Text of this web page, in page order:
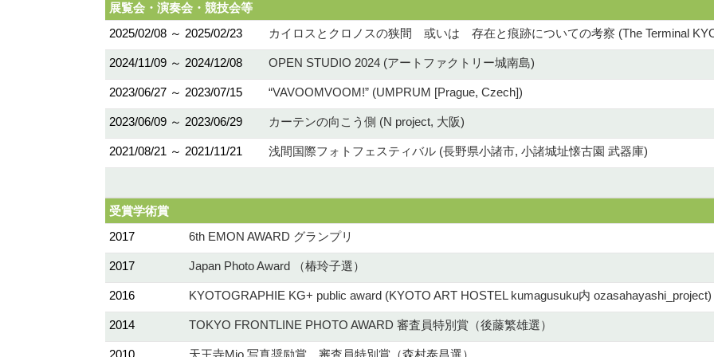
展覧会・演奏会・競技会等
2025/02/08 ～ 2025/02/23
カイロスとクロノスの狭間 或いは 存在と痕跡についての考察 (The Terminal
2024/11/09 ～ 2024/12/08 OPEN STUDIO 2024 (アートファクトリー城南島)
2023/06/27 ～ 2023/07/15 “VAVOOMVOOM!” (UMPRUM [Prague, Czech])
2023/06/09 ～ 2023/06/29 カーテンの向こう側 (N project, 大阪)
2021/08/21 ～ 2021/11/21 浅間国際フォトフェスティバル (長野県小諸市, 小諸城址懐古園 武器庫)
受賞学術賞
2017
6th EMON AWARD グランプリ
2017 Japan Photo Award （椿玲子選）
2016 KYOTOGRAPHIE KG+ public award (KYOTO ART HOSTEL kumagusuku内 ozasahayashi_project)
2014 TOKYO FRONTLINE PHOTO AWARD 審査員特別賞（後藤繁雄選）
2010 天王寺Mio 写真奨励賞 審査員特別賞（森村泰昌選）